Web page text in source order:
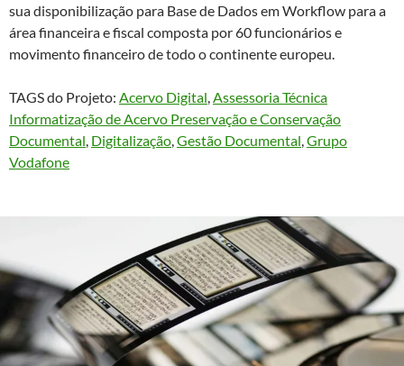
sua disponibilização para Base de Dados em Workflow para a
área financeira e fiscal composta por 60 funcionários e
movimento financeiro de todo o continente europeu.
TAGS do Projeto: Acervo Digital, Assessoria Técnica
Informatização de Acervo Preservação e Conservação
Documental, Digitalização, Gestão Documental, Grupo
Vodafone